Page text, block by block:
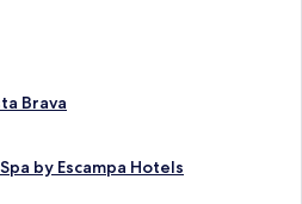
Brava
by Escampa Hotels